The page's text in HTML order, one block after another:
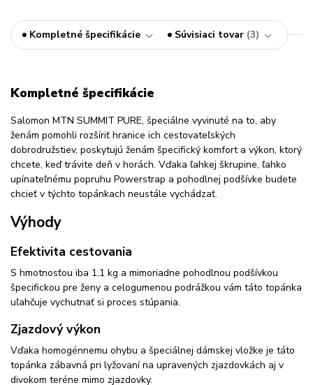
Kompletné špecifikácie Súvisiaci tovar 3
Kompletné špecifikácie
Salomon MTN SUMMIT PURE, špeciálne vyvinuté na to, aby
ženám pomohli rozšíriť hranice ich cestovateľských
dobrodružstiev, poskytujú ženám špecifický komfort a výkon, ktorý
chcete, keď trávite deň v horách. Vďaka ľahkej škrupine, ľahko
upínateľnému popruhu Powerstrap a pohodlnej podšívke budete
chcieť v týchto topánkach neustále vychádzať.
Výhody
Efektivita cestovania
S hmotnosťou iba 1,1 kg a mimoriadne pohodlnou podšívkou
špecifickou pre ženy a celogumenou podrážkou vám táto topánka
uľahčuje vychutnať si proces stúpania.
Zjazdový výkon
Vďaka homogénnemu ohybu a špeciálnej dámskej vložke je táto
topánka zábavná pri lyžovaní na upravených zjazdovkách aj v
divokom teréne mimo zjazdovky.